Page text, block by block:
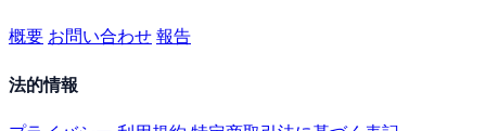
概要 お問い合わせ報告
法的情報